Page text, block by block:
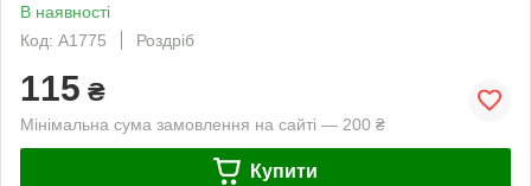
В наявності
Код: А1775
Роздріб
115 ₴
Мінімальна сума замовлення на сайті — 200 ₴
Купити